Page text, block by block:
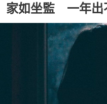
家如坐監 一年出